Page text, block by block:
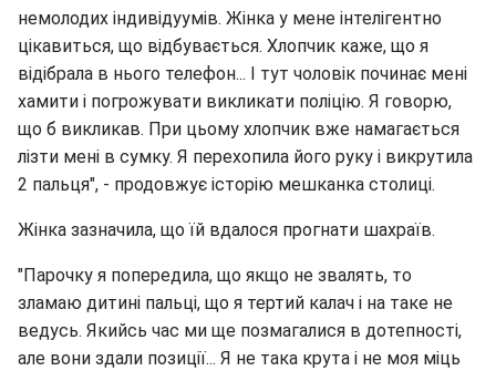
немолодих індивідуумів. Жінка у мене інтелігентно
цікавиться, що відбувається. Хлопчик каже, що я
відібрала в нього телефон... І тут чоловік починає мені
хамити і погрожувати викликати поліцію. Я говорю,
що б викликав. При цьому хлопчик вже намагається
лізти мені в сумку. Я перехопила його руку і викрутила
2 пальця", - продовжує історію мешканка столиці.
Жінка зазначила, що їй вдалося прогнати шахраїв.
"Парочку я попередила, що якщо не звалять, то
зламаю дитині пальці, що я тертий калач і на таке не
ведусь. Якийсь час ми ще позмагалися в дотепності,
але вони здали позиції... Я не така крута і не моя міць